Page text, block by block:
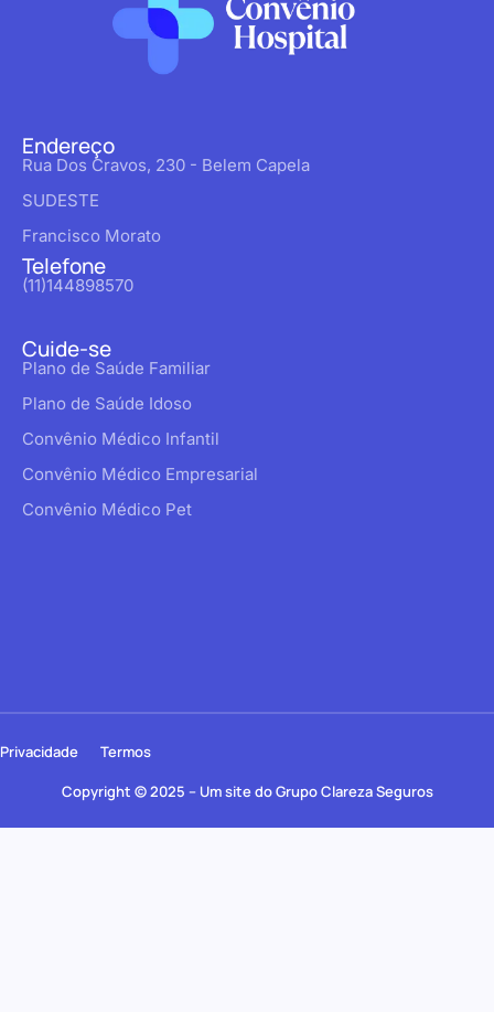
Endereço
Rua Dos Cravos, 230 - Belem Capela
SUDESTE
Francisco Morato
Telefone
(11)144898570
Cuide-se
Plano de Saúde Familiar
Plano de Saúde Idoso
Convênio Médico Infantil
Convênio Médico Empresarial
Convênio Médico Pet
Copyright © 2025 – Um site do Grupo Clareza Seguros
Privacidade Termos